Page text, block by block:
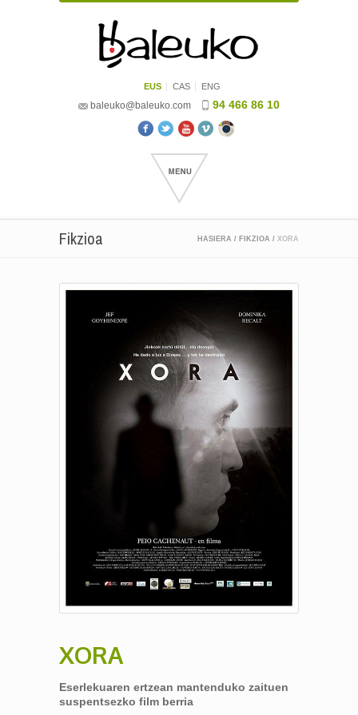
EUS CAS ENG
baleuko@baleuko.com 94 466 86 10
Fikzioa HASIERA / FIKZIOA / XORA
XORA
Eserlekuaren ertzean mantenduko zaituen
suspentsezko film berria